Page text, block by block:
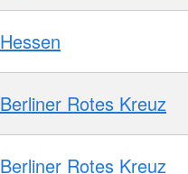
Hessen
Berliner Rotes Kreuz
Berliner Rotes Kreuz